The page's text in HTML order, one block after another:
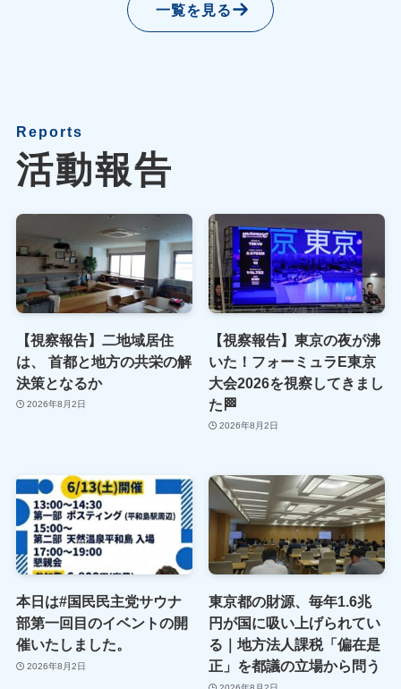
一覧を見る
Reports
活動報告
【視察報告】二地域居住
は、 首都と地方の共栄の解
決策となるか
2026年8月2日
【視察報告】東京の夜が沸
いた！フォーミュラE東京
大会2026を視察してきまし
た🏁
2026年8月2日
本日は#国民民主党サウナ
部第一回目のイベントの開
催いたしました。
2026年8月2日
東京都の財源、毎年1.6兆
円が国に吸い上げられてい
る｜地方法人課税「偏在是
正」を都議の立場から問う